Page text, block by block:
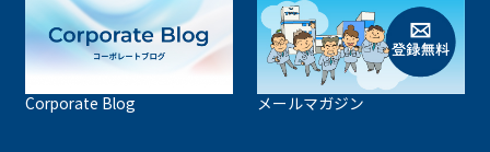
Corporate Blog メールマガジン